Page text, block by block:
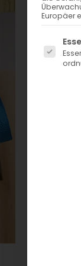
Europäer
Es